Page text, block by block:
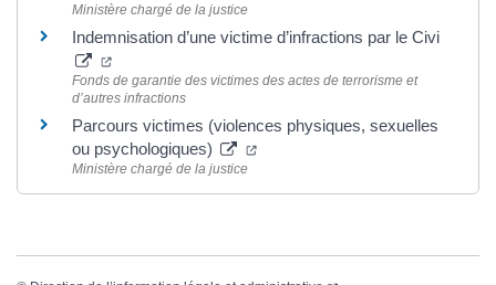
Ministère chargé de la justice
Indemnisation d’une victime d’infractions par le Civi
(ouverture dans un nouvel onglet)
Fonds de garantie des victimes des actes de terrorisme et
d’autres infractions
Parcours victimes (violences physiques, sexuelles
ou psychologiques)
(ouverture dans un nouvel onglet)
Ministère chargé de la justice